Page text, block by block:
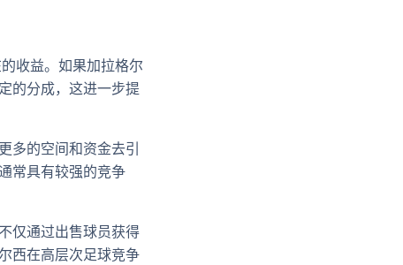
收益。如果加拉格尔
的分成，这进一步提
多的空间和资金去引
常具有较强的竞争
仅通过出售球员获得
西在高层次足球竞争